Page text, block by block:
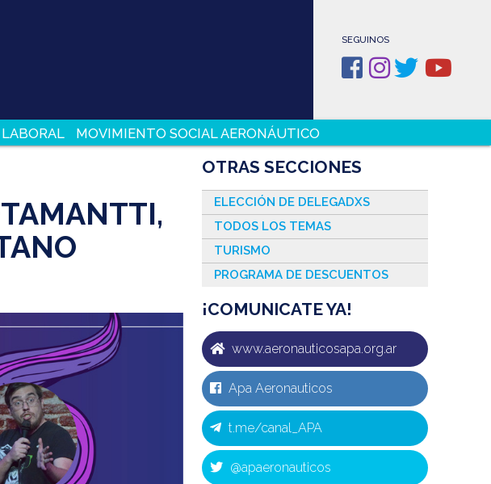
SEGUINOS
MOVIMIENTO SOCIAL AERONÁUTICO
OTRAS SECCIONES
ELECCIÓN DE DELEGADXS
TODOS LOS TEMAS
TURISMO
PROGRAMA DE DESCUENTOS
¡COMUNICATE YA!
www.aeronauticosapa.org.ar
Apa Aeronauticos
t.me/canal_APA
@apaeronauticos